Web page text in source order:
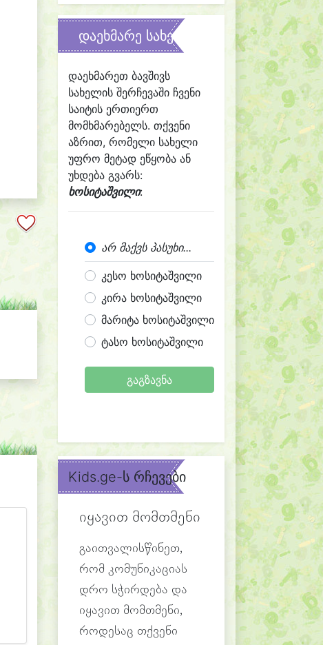
დაეხმარე სახელის შერჩევაში
დაეხმარეთ ბავშივს
სახელის შერჩევაში ჩვენი
საიტის ერთიერთ
მომხმარებელს. თქვენი
აზრით, რომელი სახელი
უფრო მეტად ეწყობა ან
უხდება გვარს:
ხოსიტაშვილი:
არ მაქვს პასუხი...
კესო ხოსიტაშვილი
კირა ხოსიტაშვილი
მარიტა ხოსიტაშვილი
ტასო ხოსიტაშვილი
გაგზავნა
Kids.ge-ს რჩევები
იყავით მომთმენი
გაითვალისწინეთ,
რომ კომუნიკაციას
დრო სჭირდება და
იყავით მომთმენი,
როდესაც თქვენი